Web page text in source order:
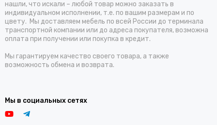
нашли, что искали – любой товар можно заказать в
индивидуальном исполнении, т.е. по вашим размерам и по
цвету. Мы доставляем мебель по всей России до терминала
транспортной компании или до адреса покупателя, возможна
оплата при получении или покупка в кредит.
Мы гарантируем качество своего товара, а также
возможность обмена и возврата.
Мы в социальных сетях